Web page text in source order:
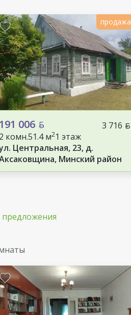
продажа
191 006 3 716
2 комн.51.4 м21 этаж
Центральная, 23, д.
Минский район
предложения